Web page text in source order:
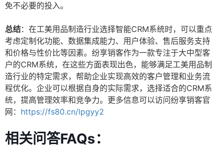
免不必要的投入。
总结：在工美用品制造行业选择智能CRM系统时，可以重点
考虑定制化功能、数据集成能力、用户体验、售后服务支持
和价格与性价比等因素。纷享销客作为一款专注于大中型客
户的CRM系统，在这些方面表现出色，能够满足工美用品制
造行业的特定需求，帮助企业实现高效的客户管理和业务流
程优化。企业可以根据自身的实际需求，选择适合的CRM系
统，提高管理效率和竞争力。更多信息可以访问纷享销客官
网： https://fs80.cn/lpgyy2
相关问答FAQs：